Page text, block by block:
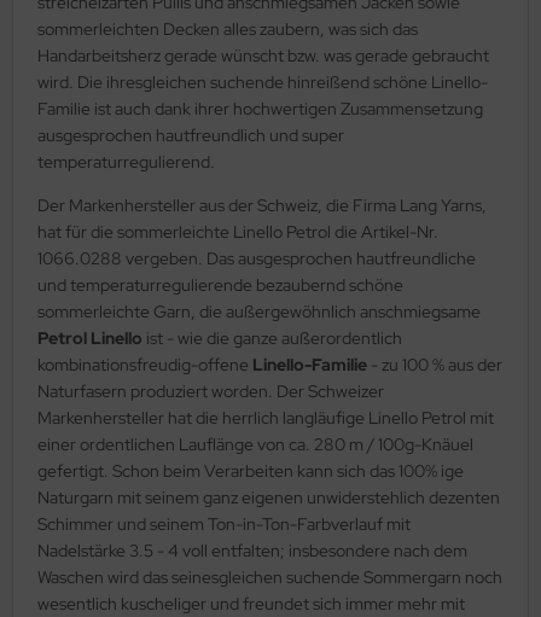
sommerleichten Decken alles zaubern, was sich das
Handarbeitsherz gerade wünscht bzw. was gerade gebraucht
wird. Die ihresgleichen suchende hinreißend schöne Linello-
Familie ist auch dank ihrer hochwertigen Zusammensetzung
ausgesprochen hautfreundlich und super
temperaturregulierend.
Der Markenhersteller aus der Schweiz, die Firma Lang Yarns,
hat für die sommerleichte Linello Petrol die Artikel-Nr.
1066.0288 vergeben. Das ausgesprochen hautfreundliche
und temperaturregulierende bezaubernd schöne
sommerleichte Garn, die außergewöhnlich anschmiegsame
Petrol Linello ist - wie die ganze außerordentlich
kombinationsfreudig-offene Linello-Familie - zu 100 % aus der
Naturfasern produziert worden. Der Schweizer
Markenhersteller hat die herrlich langläufige Linello Petrol mit
einer ordentlichen Lauflänge von ca. 280 m / 100g-Knäuel
gefertigt. Schon beim Verarbeiten kann sich das 100% ige
Naturgarn mit seinem ganz eigenen unwiderstehlich dezenten
Schimmer und seinem Ton-in-Ton-Farbverlauf mit
Nadelstärke 3.5 - 4 voll entfalten; insbesondere nach dem
Waschen wird das seinesgleichen suchende Sommergarn noch
wesentlich kuscheliger und freundet sich immer mehr mit